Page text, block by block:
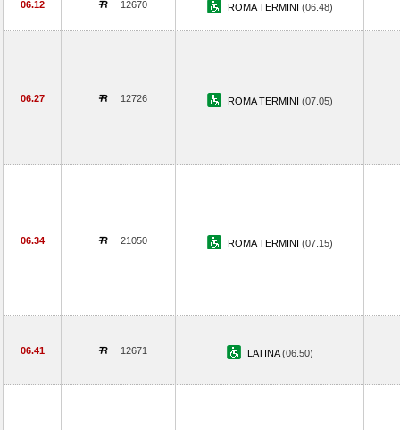
06.12 12670 ROMA TERMINI (06.48)
06.27 12726 ROMA TERMINI (07.05)
06.34 21050 ROMA TERMINI (07.15)
06.41 12671 LATINA(06.50)